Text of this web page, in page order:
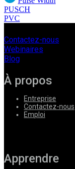
PUSCH
PVC
Contactez-nous
Webinaires
Blog
À propos
Entreprise
Contactez-nous
Emploi
Apprendre